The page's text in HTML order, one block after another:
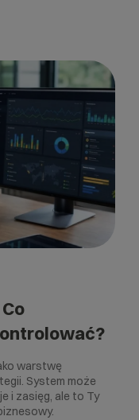
warstwę
System może
i zasięg, ale to Ty